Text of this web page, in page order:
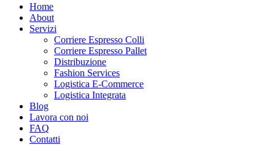
Home
About
Servizi
Corriere Espresso Colli
Corriere Espresso Pallet
Distribuzione
Fashion Services
Logistica E-Commerce
Logistica Integrata
Blog
Lavora con noi
FAQ
Contatti